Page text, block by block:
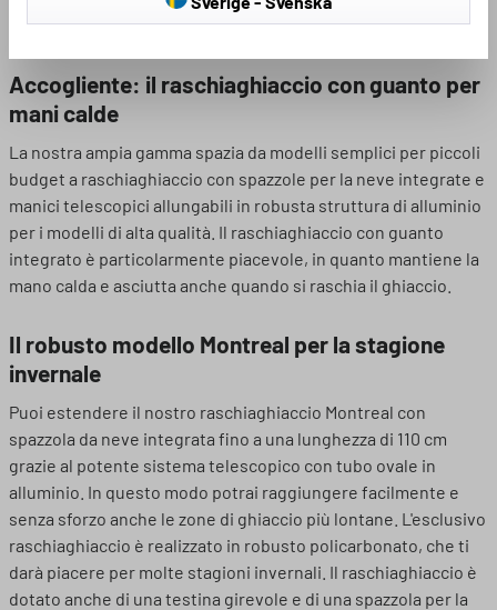
numerosi prodotti sono pratici e molto robusti.
Accogliente: il raschiaghiaccio con guanto per
mani calde
La nostra ampia gamma spazia da modelli semplici per piccoli
budget a raschiaghiaccio con spazzole per la neve integrate e
manici telescopici allungabili in robusta struttura di alluminio
per i modelli di alta qualità. Il raschiaghiaccio con guanto
integrato è particolarmente piacevole, in quanto mantiene la
mano calda e asciutta anche quando si raschia il ghiaccio.
Il robusto modello Montreal per la stagione
invernale
Puoi estendere il nostro raschiaghiaccio Montreal con
spazzola da neve integrata fino a una lunghezza di 110 cm
grazie al potente sistema telescopico con tubo ovale in
alluminio. In questo modo potrai raggiungere facilmente e
senza sforzo anche le zone di ghiaccio più lontane. L'esclusivo
raschiaghiaccio è realizzato in robusto policarbonato, che ti
darà piacere per molte stagioni invernali. Il raschiaghiaccio è
dotato anche di una testina girevole e di una spazzola per la